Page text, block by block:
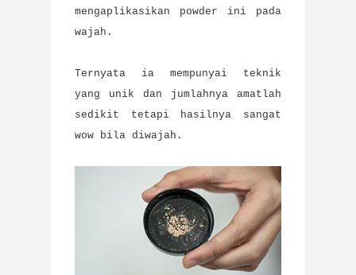
mengaplikasikan powder ini pada
wajah.
Ternyata ia mempunyai teknik
yang unik dan jumlahnya amatlah
sedikit tetapi hasilnya sangat
wow bila diwajah.